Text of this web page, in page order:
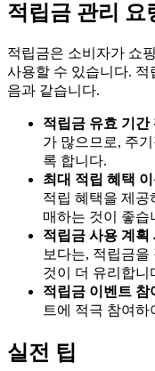
적립금 관리 요
적립금은 소비자가 쇼
사용할 수 있습니다.
음과 같습니다.
적립금 유효 기간
가 많으므로, 주
록 합니다.
최대 적립 혜택
적립 혜택을 제공
매하는 것이 좋습
적립금 사용 계획
보다는, 적립금
것이 더 유리합니
적립금 이벤트 참
트에 적극 참여
실전 팁